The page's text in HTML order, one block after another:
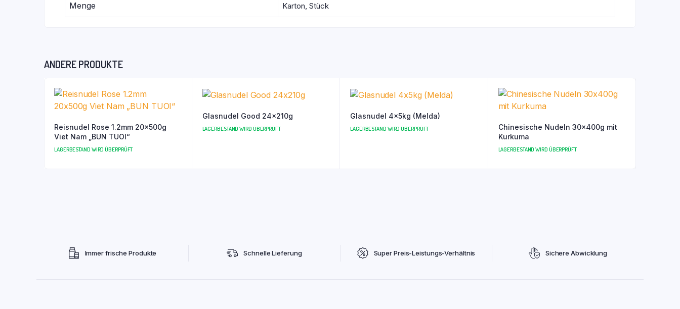
Menge Karton, Stück
ANDERE PRODUKTE
Reisnudel Rose 1.2mm 20x500g
Viet Nam „BUN TUOI“
LAGERBESTAND WIRD ÜBERPRÜFT
Glasnudel Good 24x210g
LAGERBESTAND WIRD ÜBERPRÜFT
Glasnudel 4x5kg (Melda)
LAGERBESTAND WIRD ÜBERPRÜFT
Chinesische Nudeln 30x400g mit
Kurkuma
LAGERBESTAND WIRD ÜBERPRÜFT
Immer frische Produkte Schnelle Lieferung Super Preis-Leistungs-Verhältnis Sichere Abwicklung